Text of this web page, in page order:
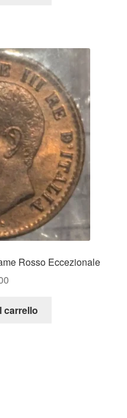
Rosso Eccezionale
carrello